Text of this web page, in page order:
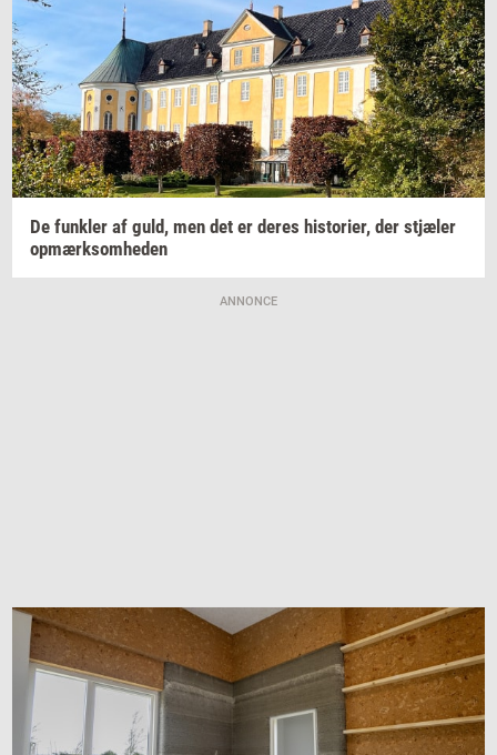
De funk­ler af guld, men det er deres hi­sto­ri­er, der stjæ­ler
op­mærk­som­he­den
ANNONCE